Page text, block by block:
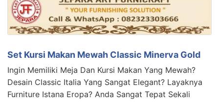
Set Kursi Makan Mewah Classic Minerva Gold
Ingin Memiliki Meja Dan Kursi Makan Yang Mewah?
Desain Classic Italia Yang Sangat Elegant? Layaknya
Furniture Istana Eropa? Anda Sangat Tepat Sekali